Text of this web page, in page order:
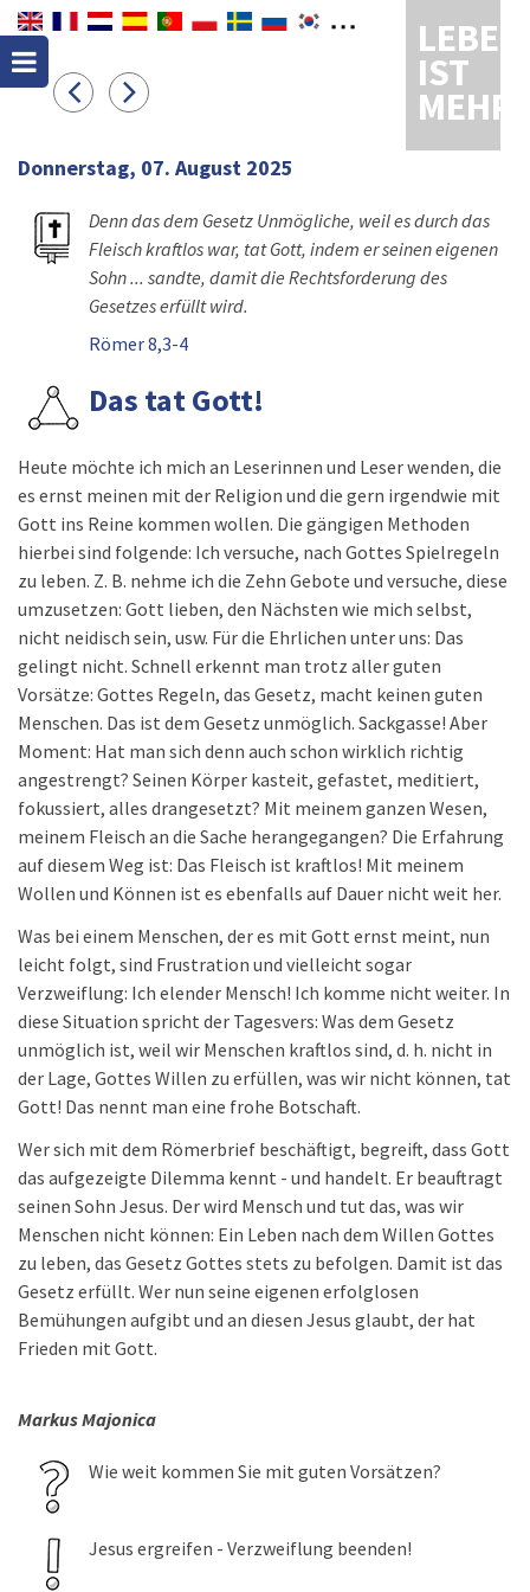
LEBEN
IST
MEHR
Donnerstag, 07. August 2025
Denn das dem Gesetz Unmögliche, weil es durch das
Fleisch kraftlos war, tat Gott, indem er seinen eigenen
Sohn ... sandte, damit die Rechtsforderung des
Gesetzes erfüllt wird.
Römer 8,3-4
Das tat Gott!
Heute möchte ich mich an Leserinnen und Leser wenden, die
es ernst meinen mit der Religion und die gern irgendwie mit
Gott ins Reine kommen wollen. Die gängigen Methoden
hierbei sind folgende: Ich versuche, nach Gottes Spielregeln
zu leben. Z. B. nehme ich die Zehn Gebote und versuche, diese
umzusetzen: Gott lieben, den Nächsten wie mich selbst,
nicht neidisch sein, usw. Für die Ehrlichen unter uns: Das
gelingt nicht. Schnell erkennt man trotz aller guten
Vorsätze: Gottes Regeln, das Gesetz, macht keinen guten
Menschen. Das ist dem Gesetz unmöglich. Sackgasse! Aber
Moment: Hat man sich denn auch schon wirklich richtig
angestrengt? Seinen Körper kasteit, gefastet, meditiert,
fokussiert, alles drangesetzt? Mit meinem ganzen Wesen,
meinem Fleisch an die Sache herangegangen? Die Erfahrung
auf diesem Weg ist: Das Fleisch ist kraftlos! Mit meinem
Wollen und Können ist es ebenfalls auf Dauer nicht weit her.
Was bei einem Menschen, der es mit Gott ernst meint, nun
leicht folgt, sind Frustration und vielleicht sogar
Verzweiflung: Ich elender Mensch! Ich komme nicht weiter. In
diese Situation spricht der Tagesvers: Was dem Gesetz
unmöglich ist, weil wir Menschen kraftlos sind, d. h. nicht in
der Lage, Gottes Willen zu erfüllen, was wir nicht können, tat
Gott! Das nennt man eine frohe Botschaft.
Wer sich mit dem Römerbrief beschäftigt, begreift, dass Gott
das aufgezeigte Dilemma kennt - und handelt. Er beauftragt
seinen Sohn Jesus. Der wird Mensch und tut das, was wir
Menschen nicht können: Ein Leben nach dem Willen Gottes
zu leben, das Gesetz Gottes stets zu befolgen. Damit ist das
Gesetz erfüllt. Wer nun seine eigenen erfolglosen
Bemühungen aufgibt und an diesen Jesus glaubt, der hat
Frieden mit Gott.
Markus Majonica
Wie weit kommen Sie mit guten Vorsätzen?
Jesus ergreifen - Verzweiflung beenden!